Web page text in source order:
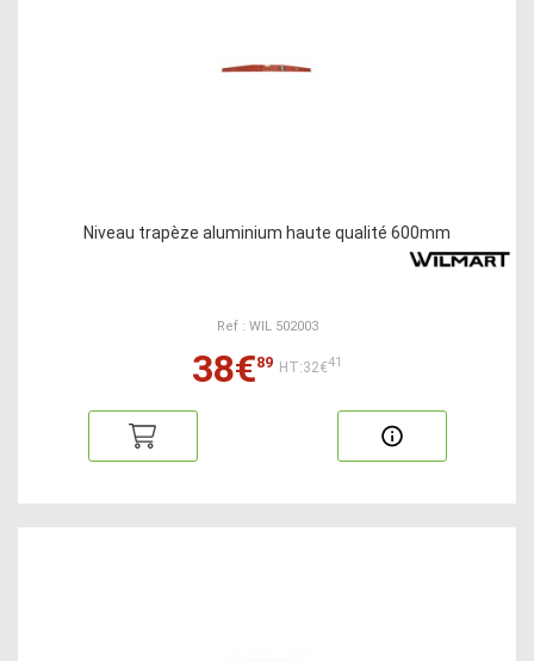
Niveau trapèze aluminium haute qualité 600mm
Ref : WIL 502003
38€89 HT:32€41